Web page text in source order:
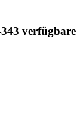
verfügbare